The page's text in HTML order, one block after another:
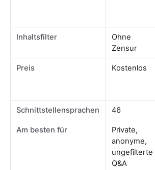
Inhaltsfilter
Ohne
Zensur
Preis Kostenlos
Schnittstellensprachen 46
Am besten für
Private,
anonyme,
ungefilterte
Q&A